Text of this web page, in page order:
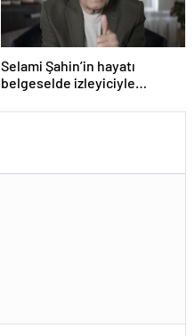
Selami Şahin’in hayatı
belgeselde izleyiciyle